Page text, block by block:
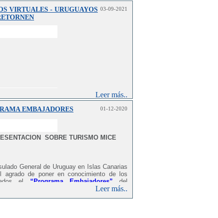
VIRTUALES - URUGUAYOS 03-09-2021
Leer más..
EMBAJADORES 01-12-2020
SOBRE TURISMO MICE
General de Uruguay en Islas Canarias
agrado de poner en conocimiento de los
el
“Programa Embajadores” del
de Turismo y la Asociación Uruguaya de
Leer más..